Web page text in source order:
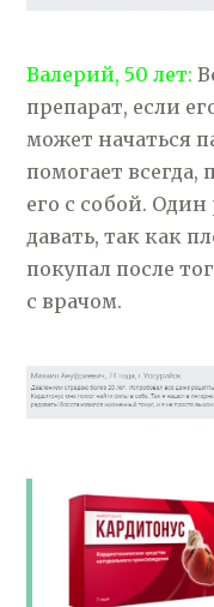
Валерий, 50 лет:
препарат, если
может начаться
помогает всегда,
его с собой.
давать, так как
покупал после
с врачом.